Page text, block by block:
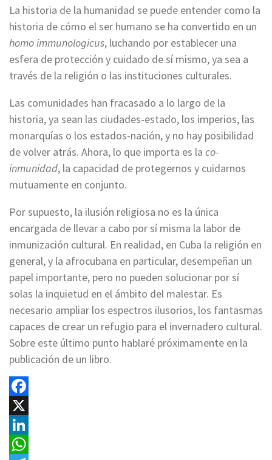
La historia de la humanidad se puede entender como la
historia de cómo el ser humano se ha convertido en un
homo immunologicus, luchando por establecer una
esfera de protección y cuidado de sí mismo, ya sea a
través de la religión o las instituciones culturales.
Las comunidades han fracasado a lo largo de la
historia, ya sean las ciudades-estado, los imperios, las
monarquías o los estados-nación, y no hay posibilidad
de volver atrás. Ahora, lo que importa es la co-
inmunidad, la capacidad de protegernos y cuidarnos
mutuamente en conjunto.
Por supuesto, la ilusión religiosa no es la única
encargada de llevar a cabo por sí misma la labor de
inmunización cultural. En realidad, en Cuba la religión en
general, y la afrocubana en particular, desempeñan un
papel importante, pero no pueden solucionar por sí
solas la inquietud en el ámbito del malestar. Es
necesario ampliar los espectros ilusorios, los fantasmas
capaces de crear un refugio para el invernadero cultural.
Sobre este último punto hablaré próximamente en la
publicación de un libro.
Facebook
X
LinkedIn